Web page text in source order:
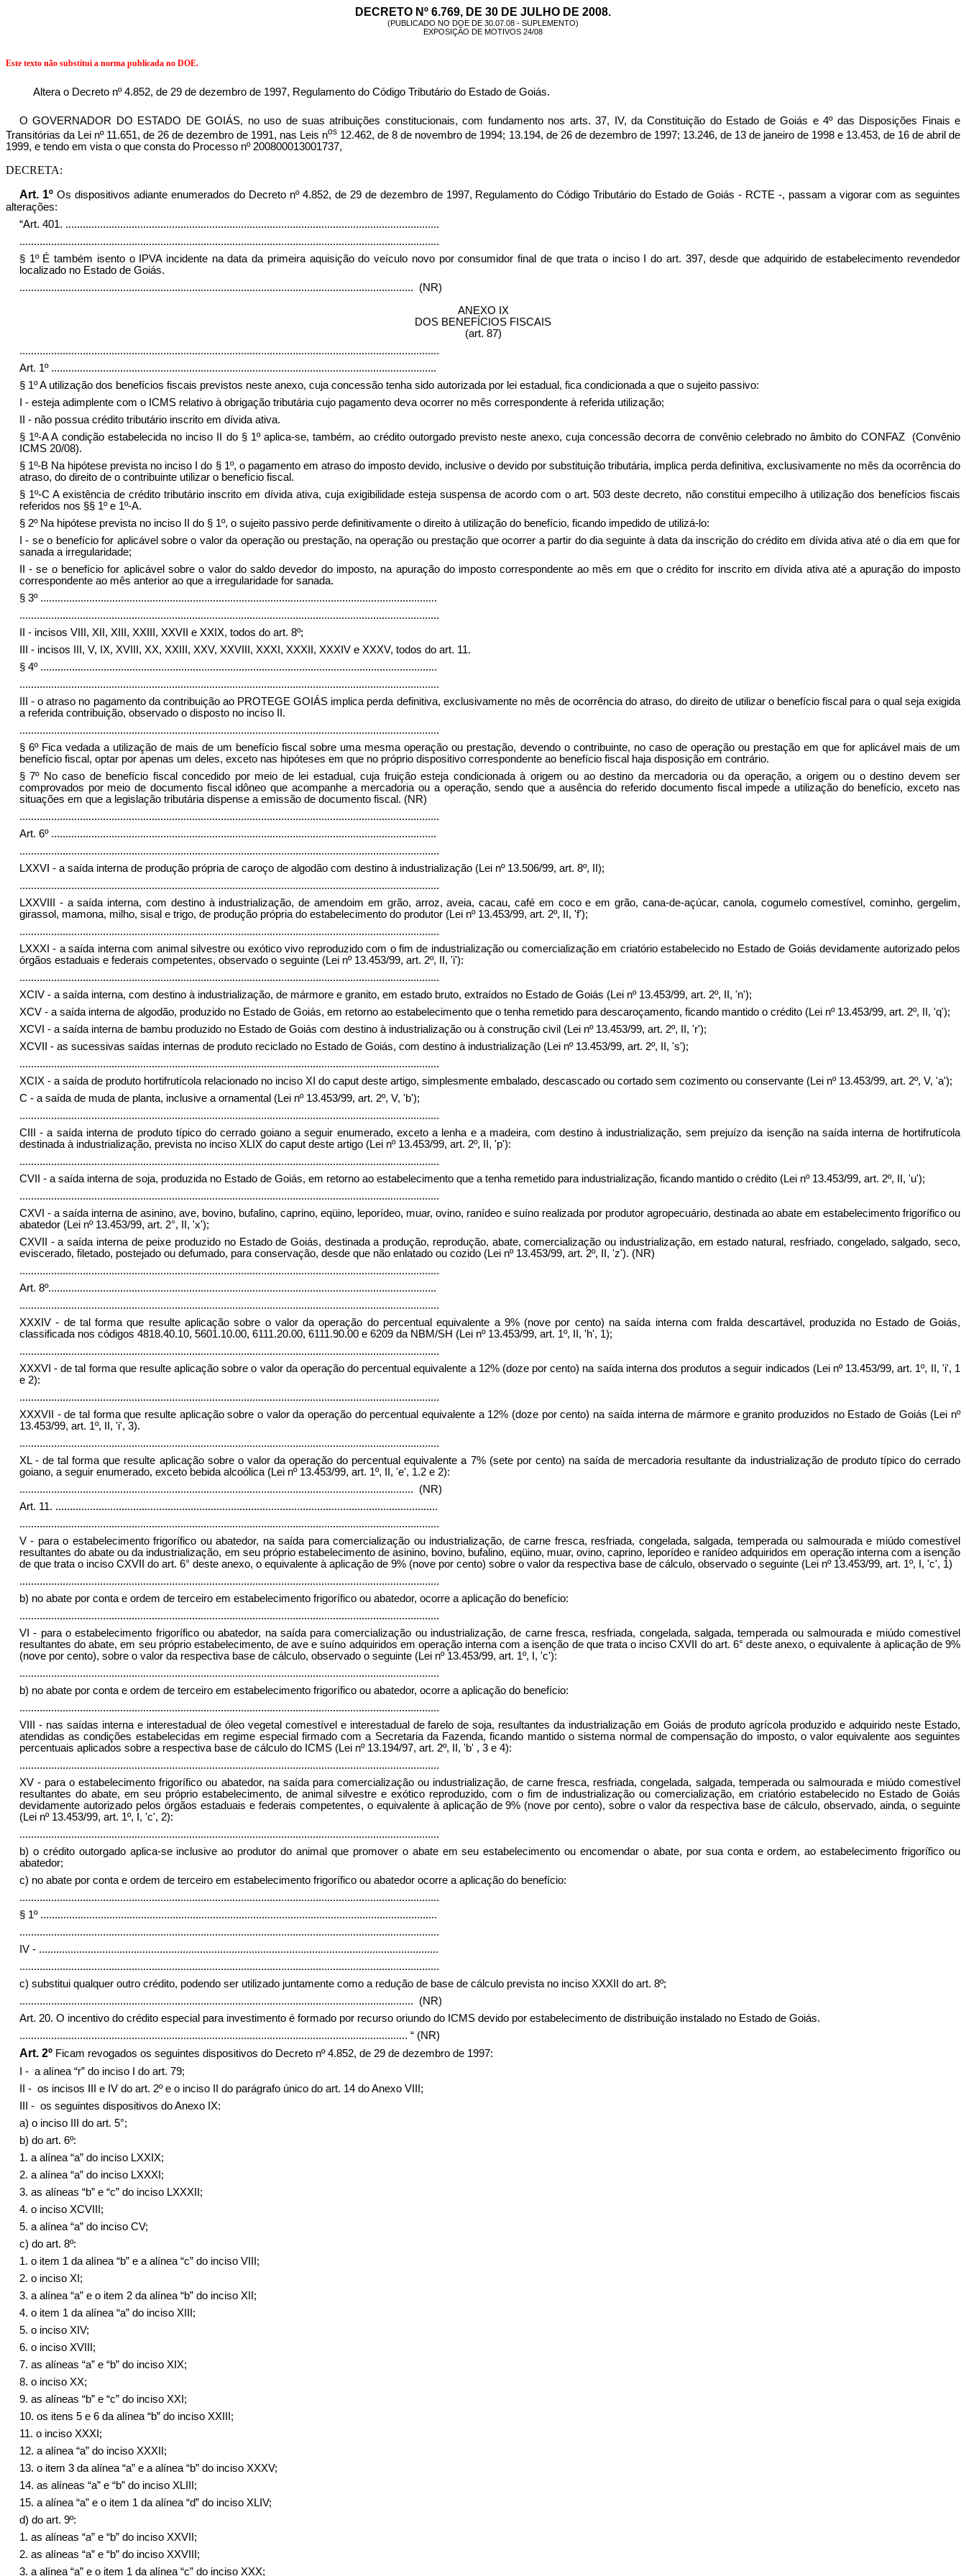
DECRETO Nº 6.769, DE 30 DE JULHO DE 2008.
(PUBLICADO NO DOE DE 30.07.08 - SUPLEMENTO)
EXPOSIÇÃO DE MOTIVOS 24/08
Este texto não substitui a norma publicada no DOE.
Altera o Decreto nº 4.852, de 29 de dezembro de 1997, Regulamento do Código Tributário do Estado de Goiás.
O GOVERNADOR DO ESTADO DE GOIÁS, no uso de suas atribuições constitucionais, com fundamento nos arts. 37, IV, da Constituição do Estado de Goiás e 4º das Disposições Finais e
Transitórias da Lei nº 11.651, de 26 de dezembro de 1991, nas Leis nos 12.462, de 8 de novembro de 1994; 13.194, de 26 de dezembro de 1997; 13.246, de 13 de janeiro de 1998 e 13.453, de 16 de abril de
1999, e tendo em vista o que consta do Processo nº 200800013001737,
DECRETA:
Art. 1º Os dispositivos adiante enumerados do Decreto nº 4.852, de 29 de dezembro de 1997, Regulamento do Código Tributário do Estado de Goiás - RCTE -, passam a vigorar com as seguintes
alterações:
“Art. 401. ..................................................................................................................................
..................................................................................................................................................
§ 1º É também isento o IPVA incidente na data da primeira aquisição do veículo novo por consumidor final de que trata o inciso I do art. 397, desde que adquirido de estabelecimento revendedor
localizado no Estado de Goiás.
.........................................................................................................................................
(NR)
ANEXO IX
DOS BENEFÍCIOS FISCAIS
(art. 87)
..................................................................................................................................................
Art. 1º ......................................................................................................................................
§ 1º A utilização dos benefícios fiscais previstos neste anexo, cuja concessão tenha sido autorizada por lei estadual, fica condicionada a que o sujeito passivo:
I - esteja adimplente com o ICMS relativo à obrigação tributária cujo pagamento deva ocorrer no mês correspondente à referida utilização;
II - não possua crédito tributário inscrito em dívida ativa.
§ 1º-A A condição estabelecida no inciso II do § 1º aplica-se, também, ao crédito outorgado previsto neste anexo, cuja concessão decorra de convênio celebrado no âmbito do CONFAZ
(Convênio
ICMS 20/08).
§ 1º-B Na hipótese prevista no inciso I do § 1º, o pagamento em atraso do imposto devido, inclusive o devido por substituição tributária, implica perda definitiva, exclusivamente no mês da ocorrência do
atraso, do direito de o contribuinte utilizar o benefício fiscal.
§ 1º-C A existência de crédito tributário inscrito em dívida ativa, cuja exigibilidade esteja suspensa de acordo com o art. 503 deste decreto, não constitui empecilho à utilização dos benefícios fiscais
referidos nos §§ 1º e 1º-A.
§ 2º Na hipótese prevista no inciso II do § 1º, o sujeito passivo perde definitivamente o direito à utilização do benefício, ficando impedido de utilizá-lo:
I - se o benefício for aplicável sobre o valor da operação ou prestação, na operação ou prestação que ocorrer a partir do dia seguinte à data da inscrição do crédito em dívida ativa até o dia em que for
sanada a irregularidade;
II - se o benefício for aplicável sobre o valor do saldo devedor do imposto, na apuração do imposto correspondente ao mês em que o crédito for inscrito em dívida ativa até a apuração do imposto
correspondente ao mês anterior ao que a irregularidade for sanada.
§ 3º ..........................................................................................................................................
..................................................................................................................................................
II - incisos VIII, XII, XIII, XXIII, XXVII e XXIX, todos do art. 8º;
III - incisos III, V, IX, XVIII, XX, XXIII, XXV, XXVIII, XXXI, XXXII, XXXIV e XXXV, todos do art. 11.
§ 4º ..........................................................................................................................................
..................................................................................................................................................
III - o atraso no pagamento da contribuição ao PROTEGE GOIÁS implica perda definitiva, exclusivamente no mês de ocorrência do atraso, do direito de utilizar o benefício fiscal para o qual seja exigida
a referida contribuição, observado o disposto no inciso II.
..................................................................................................................................................
§ 6º Fica vedada a utilização de mais de um benefício fiscal sobre uma mesma operação ou prestação, devendo o contribuinte, no caso de operação ou prestação em que for aplicável mais de um
benefício fiscal, optar por apenas um deles, exceto nas hipóteses em que no próprio dispositivo correspondente ao benefício fiscal haja disposição em contrário.
§ 7º No caso de benefício fiscal concedido por meio de lei estadual, cuja fruição esteja condicionada à origem ou ao destino da mercadoria ou da operação, a origem ou o destino devem ser
comprovados por meio de documento fiscal idôneo que acompanhe a mercadoria ou a operação, sendo que a ausência do referido documento fiscal impede a utilização do benefício, exceto nas
situações em que a legislação tributária dispense a emissão de documento fiscal. (NR)
..................................................................................................................................................
Art. 6º ......................................................................................................................................
..................................................................................................................................................
LXXVI - a saída interna de produção própria de caroço de algodão com destino à industrialização (Lei nº 13.506/99, art. 8º, II);
..................................................................................................................................................
LXXVIII - a saída interna, com destino à industrialização, de amendoim em grão, arroz, aveia, cacau, café em coco e em grão, cana-de-açúcar, canola, cogumelo comestível, cominho, gergelim,
girassol, mamona, milho, sisal e trigo, de produção própria do estabelecimento do produtor (Lei nº 13.453/99, art. 2º, II, 'f');
..................................................................................................................................................
LXXXI - a saída interna com animal silvestre ou exótico vivo reproduzido com o fim de industrialização ou comercialização em criatório estabelecido no Estado de Goiás devidamente autorizado pelos
órgãos estaduais e federais competentes, observado o seguinte (Lei nº 13.453/99, art. 2º, II, 'i'):
..................................................................................................................................................
XCIV - a saída interna, com destino à industrialização, de mármore e granito, em estado bruto, extraídos no Estado de Goiás (Lei nº 13.453/99, art. 2º, II, 'n');
XCV - a saída interna de algodão, produzido no Estado de Goiás, em retorno ao estabelecimento que o tenha remetido para descaroçamento, ficando mantido o crédito (Lei nº 13.453/99, art. 2º, II, 'q');
XCVI - a saída interna de bambu produzido no Estado de Goiás com destino à industrialização ou à construção civil (Lei nº 13.453/99, art. 2º, II, 'r');
XCVII - as sucessivas saídas internas de produto reciclado no Estado de Goiás, com destino à industrialização (Lei nº 13.453/99, art. 2º, II, 's');
..................................................................................................................................................
XCIX - a saída de produto hortifrutícola relacionado no inciso XI do caput deste artigo, simplesmente embalado, descascado ou cortado sem cozimento ou conservante (Lei nº 13.453/99, art. 2º, V, 'a');
C - a saída de muda de planta, inclusive a ornamental (Lei nº 13.453/99, art. 2º, V, 'b');
..................................................................................................................................................
CIII - a saída interna de produto típico do cerrado goiano a seguir enumerado, exceto a lenha e a madeira, com destino à industrialização, sem prejuízo da isenção na saída interna de hortifrutícola
destinada à industrialização, prevista no inciso XLIX do caput deste artigo (Lei nº 13.453/99, art. 2º, II, 'p'):
..................................................................................................................................................
CVII - a saída interna de soja, produzida no Estado de Goiás, em retorno ao estabelecimento que a tenha remetido para industrialização, ficando mantido o crédito (Lei nº 13.453/99, art. 2º, II, 'u');
..................................................................................................................................................
CXVI - a saída interna de asinino, ave, bovino, bufalino, caprino, eqüino, leporídeo, muar, ovino, ranídeo e suíno realizada por produtor agropecuário, destinada ao abate em estabelecimento frigorífico ou
abatedor (Lei nº 13.453/99, art. 2°, II, 'x');
CXVII - a saída interna de peixe produzido no Estado de Goiás, destinada a produção, reprodução, abate, comercialização ou industrialização, em estado natural, resfriado, congelado, salgado, seco,
eviscerado, filetado, postejado ou defumado, para conservação, desde que não enlatado ou cozido (Lei nº 13.453/99, art. 2º, II, 'z'). (NR)
..................................................................................................................................................
Art. 8º.......................................................................................................................................
..................................................................................................................................................
XXXIV - de tal forma que resulte aplicação sobre o valor da operação do percentual equivalente a 9% (nove por cento) na saída interna com fralda descartável, produzida no Estado de Goiás,
classificada nos códigos 4818.40.10, 5601.10.00, 6111.20.00, 6111.90.00 e 6209 da NBM/SH (Lei nº 13.453/99, art. 1º, II, 'h', 1);
..................................................................................................................................................
XXXVI - de tal forma que resulte aplicação sobre o valor da operação do percentual equivalente a 12% (doze por cento) na saída interna dos produtos a seguir indicados (Lei nº 13.453/99, art. 1º, II, 'i', 1
e 2):
..................................................................................................................................................
XXXVII - de tal forma que resulte aplicação sobre o valor da operação do percentual equivalente a 12% (doze por cento) na saída interna de mármore e granito produzidos no Estado de Goiás (Lei nº
13.453/99, art. 1º, II, 'i', 3).
..................................................................................................................................................
XL - de tal forma que resulte aplicação sobre o valor da operação do percentual equivalente a 7% (sete por cento) na saída de mercadoria resultante da industrialização de produto típico do cerrado
goiano, a seguir enumerado, exceto bebida alcoólica (Lei nº 13.453/99, art. 1º, II, 'e', 1.2 e 2):
.........................................................................................................................................
(NR)
Art. 11. .....................................................................................................................................
..................................................................................................................................................
V - para o estabelecimento frigorífico ou abatedor, na saída para comercialização ou industrialização, de carne fresca, resfriada, congelada, salgada, temperada ou salmourada e miúdo comestível
resultantes do abate ou da industrialização, em seu próprio estabelecimento de asinino, bovino, bufalino, eqüino, muar, ovino, caprino, leporídeo e ranídeo adquiridos em operação interna com a isenção
de que trata o inciso CXVII do art. 6° deste anexo, o equivalente à aplicação de 9% (nove por cento) sobre o valor da respectiva base de cálculo, observado o seguinte (Lei nº 13.453/99, art. 1º, I, 'c', 1)
..................................................................................................................................................
b) no abate por conta e ordem de terceiro em estabelecimento frigorífico ou abatedor, ocorre a aplicação do benefício:
..................................................................................................................................................
VI - para o estabelecimento frigorífico ou abatedor, na saída para comercialização ou industrialização, de carne fresca, resfriada, congelada, salgada, temperada ou salmourada e miúdo comestível
resultantes do abate, em seu próprio estabelecimento, de ave e suíno adquiridos em operação interna com a isenção de que trata o inciso CXVII do art. 6° deste anexo, o equivalente à aplicação de 9%
(nove por cento), sobre o valor da respectiva base de cálculo, observado o seguinte (Lei nº 13.453/99, art. 1º, I, 'c'):
..................................................................................................................................................
b) no abate por conta e ordem de terceiro em estabelecimento frigorífico ou abatedor, ocorre a aplicação do benefício:
..................................................................................................................................................
VIII - nas saídas interna e interestadual de óleo vegetal comestível e interestadual de farelo de soja, resultantes da industrialização em Goiás de produto agrícola produzido e adquirido neste Estado,
atendidas as condições estabelecidas em regime especial firmado com a Secretaria da Fazenda, ficando mantido o sistema normal de compensação do imposto, o valor equivalente aos seguintes
percentuais aplicados sobre a respectiva base de cálculo do ICMS (Lei nº 13.194/97, art. 2º, II, 'b' , 3 e 4):
..................................................................................................................................................
XV - para o estabelecimento frigorífico ou abatedor, na saída para comercialização ou industrialização, de carne fresca, resfriada, congelada, salgada, temperada ou salmourada e miúdo comestível
resultantes do abate, em seu próprio estabelecimento, de animal silvestre e exótico reproduzido, com o fim de industrialização ou comercialização, em criatório estabelecido no Estado de Goiás
devidamente autorizado pelos órgãos estaduais e federais competentes, o equivalente à aplicação de 9% (nove por cento), sobre o valor da respectiva base de cálculo, observado, ainda, o seguinte
(Lei nº 13.453/99, art. 1º, I, 'c', 2):
..................................................................................................................................................
b) o crédito outorgado aplica-se inclusive ao produtor do animal que promover o abate em seu estabelecimento ou encomendar o abate, por sua conta e ordem, ao estabelecimento frigorífico ou
abatedor;
c) no abate por conta e ordem de terceiro em estabelecimento frigorífico ou abatedor ocorre a aplicação do benefício:
..................................................................................................................................................
§ 1º ..........................................................................................................................................
..................................................................................................................................................
IV - ...........................................................................................................................................
..................................................................................................................................................
c) substitui qualquer outro crédito, podendo ser utilizado juntamente como a redução de base de cálculo prevista no inciso XXXII do art. 8º;
.........................................................................................................................................
(NR)
Art. 20. O incentivo do crédito especial para investimento é formado por recurso oriundo do ICMS devido por estabelecimento de distribuição instalado no Estado de Goiás.
....................................................................................................................................... “ (NR)
Art. 2º Ficam revogados os seguintes dispositivos do Decreto nº 4.852, de 29 de dezembro de 1997:
I - a alínea “r” do inciso I do art. 79;
II - os incisos III e IV do art. 2º e o inciso II do parágrafo único do art. 14 do Anexo VIII;
III - os seguintes dispositivos do Anexo IX:
a) o inciso III do art. 5°;
b) do art. 6º:
1. a alínea “a” do inciso LXXIX;
2. a alínea “a” do inciso LXXXI;
3. as alíneas “b” e “c” do inciso LXXXII;
4. o inciso XCVIII;
5. a alínea “a” do inciso CV;
c) do art. 8º:
1. o item 1 da alínea “b” e a alínea “c” do inciso VIII;
2. o inciso XI;
3. a alínea “a” e o item 2 da alínea “b” do inciso XII;
4. o item 1 da alínea “a” do inciso XIII;
5. o inciso XIV;
6. o inciso XVIII;
7. as alíneas “a” e “b” do inciso XIX;
8. o inciso XX;
9. as alíneas “b” e “c” do inciso XXI;
10. os itens 5 e 6 da alínea “b” do inciso XXIII;
11. o inciso XXXI;
12. a alínea “a” do inciso XXXII;
13. o item 3 da alínea “a” e a alínea “b” do inciso XXXV;
14. as alíneas “a” e “b” do inciso XLIII;
15. a alínea “a” e o item 1 da alínea “d” do inciso XLIV;
d) do art. 9º:
1. as alíneas “a” e “b” do inciso XXVII;
2. as alíneas “a” e “b” do inciso XXVIII;
3. a alínea “a” e o item 1 da alínea “c” do inciso XXX;